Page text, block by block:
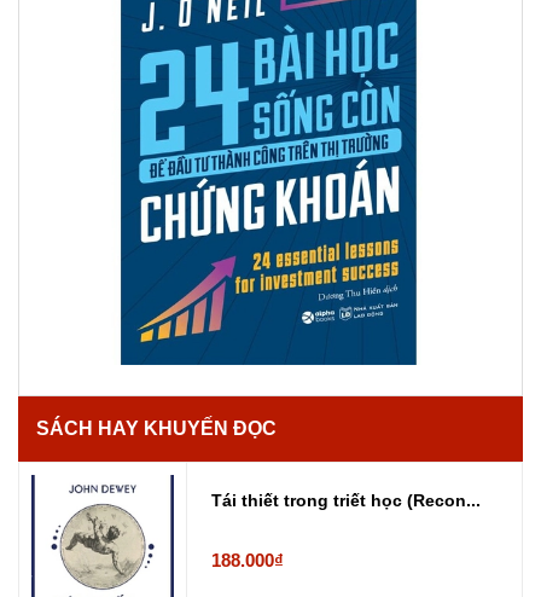
SÁCH HAY KHUYẾN ĐỌC
Tái thiết trong triết học (Recon...
188.000₫